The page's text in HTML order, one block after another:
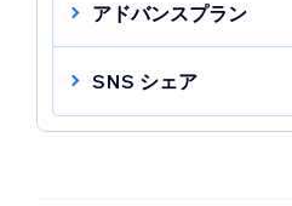
ようにしたり、画像を
要なタスクを確認し
明確にマークされるた
に追跡し、オンライ
向上させることができ
下記の設定をカス
を要約するタイ
す。検索エンジ
アドバンスプラン
下記の設定をカス
構造化マークア
SNS シェア
「SNS シェア」を